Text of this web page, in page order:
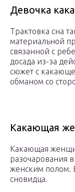
Девочка
Трактовка сна
материальной
связанной с
досада из-за
сюжет с
обманом со
Какающая
Какающая
разочарования
женским полом.
сновидца.